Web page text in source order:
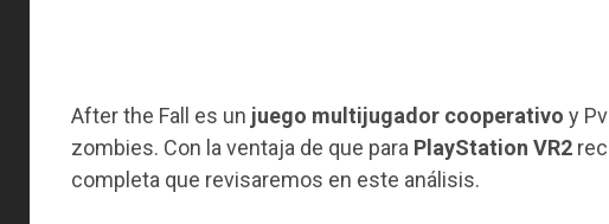
After the Fall es un juego multijugador cooperativo y
zombies. Con la ventaja de que para PlayStation VR2
completa que revisaremos en este análisis.